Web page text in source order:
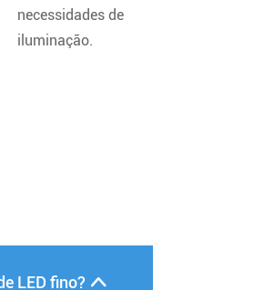
necessidades de
iluminação.
LED fino? 